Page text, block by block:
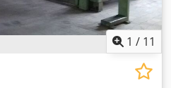
1 / 11